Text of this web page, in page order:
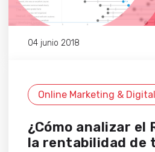
04 junio 2018
Online Marketing &
¿Cómo analizar el
la rentabilidad de